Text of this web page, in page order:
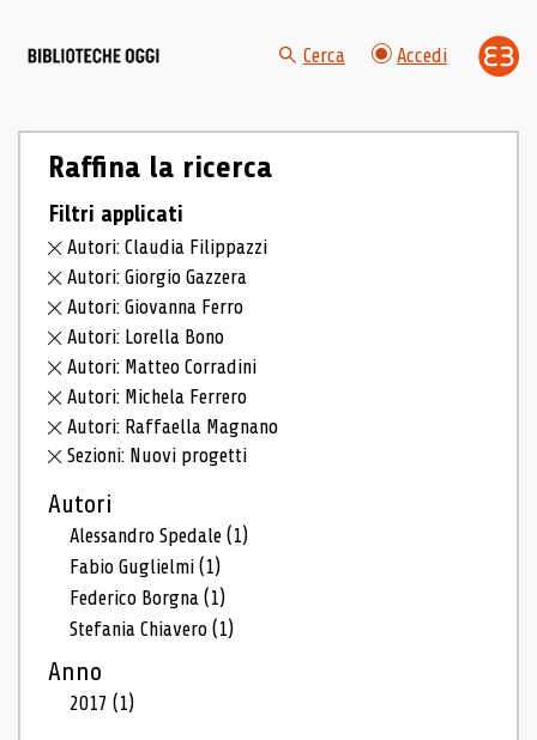
Cerca Accedi
Raffina la ricerca
Filtri applicati
Autori: Claudia Filippazzi
Autori: Giorgio Gazzera
Autori: Giovanna Ferro
Autori: Lorella Bono
Autori: Matteo Corradini
Autori: Michela Ferrero
Autori: Raffaella Magnano
Sezioni: Nuovi progetti
Autori
Alessandro Spedale(1)
Fabio Guglielmi(1)
Federico Borgna(1)
Stefania Chiavero(1)
Anno
2017(1)